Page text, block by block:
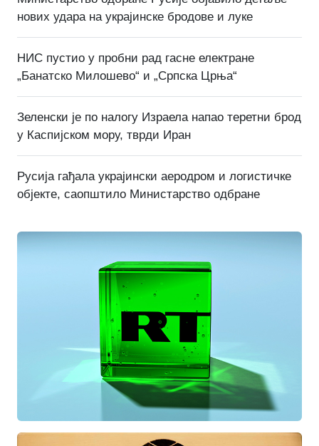
нових удара на украјинске бродове и луке
НИС пустио у пробни рад гасне електране
„Банатско Милошево“ и „Српска Црња“
Зеленски је по налогу Израела напао теретни брод
у Каспијском мору, тврди Иран
Русија гађала украјински аеродром и логистичке
објекте, саопштило Министарство одбране